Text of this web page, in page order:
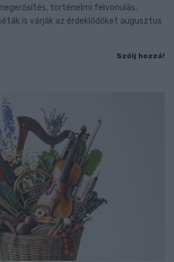
történelmi felvonulás,
is várják az érdeklődőket augusztus
Szólj hozzá!